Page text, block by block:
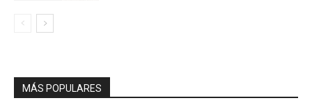
MÁS POPULARES